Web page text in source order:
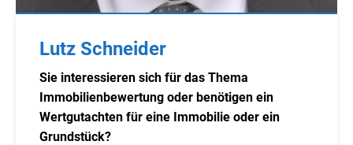
Lutz Schneider
Sie interessieren sich für das Thema
Immobilienbewertung oder benötigen ein
Wertgutachten für eine Immobilie oder ein
Grundstück?